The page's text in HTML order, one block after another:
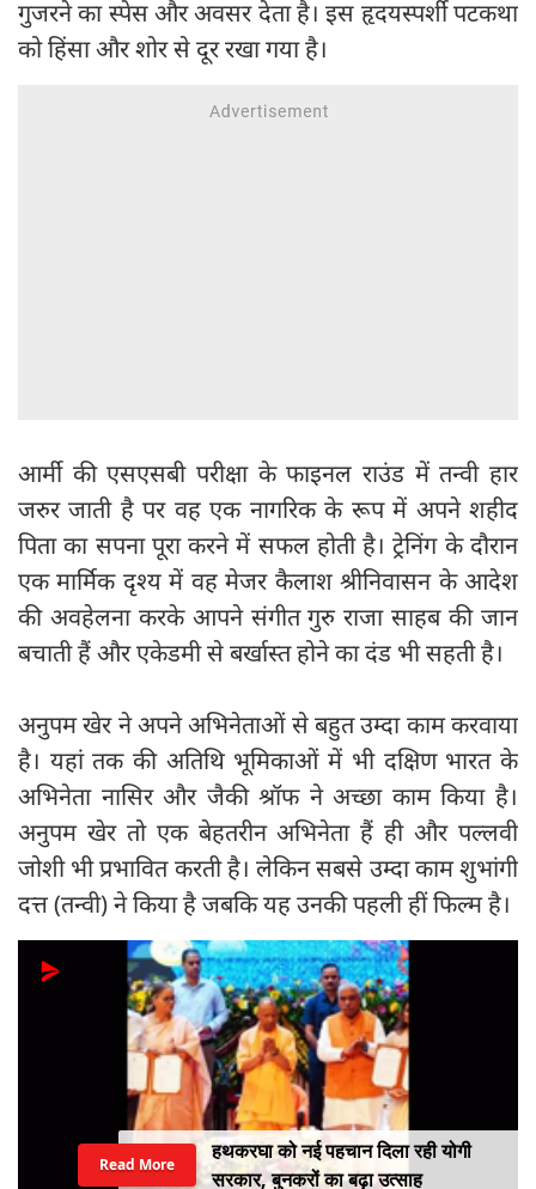
गुजरने का स्पेस और अवसर देता है। इस हृदयस्पर्शी पटकथा
को हिंसा और शोर से दूर रखा गया है।
आर्मी की एसएसबी परीक्षा के फाइनल राउंड में तन्वी हार
जरुर जाती है पर वह एक नागरिक के रूप में अपने शहीद
पिता का सपना पूरा करने में सफल होती है। ट्रेनिंग के दौरान
एक मार्मिक दृश्य में वह मेजर कैलाश श्रीनिवासन के आदेश
की अवहेलना करके आपने संगीत गुरु राजा साहब की जान
बचाती हैं और एकेडमी से बर्खास्त होने का दंड भी सहती है।
अनुपम खेर ने अपने अभिनेताओं से बहुत उम्दा काम करवाया
है। यहां तक की अतिथि भूमिकाओं में भी दक्षिण भारत के
अभिनेता नासिर और जैकी श्रॉफ ने अच्छा काम किया है।
अनुपम खेर तो एक बेहतरीन अभिनेता हैं ही और पल्लवी
जोशी भी प्रभावित करती है। लेकिन सबसे उम्दा काम शुभांगी
दत्त (तन्वी) ने किया है जबकि यह उनकी पहली हीं फिल्म है।
हथकरघा को नई पहचान दिला रही योगी
सरकार, बुनकरों का बढ़ा उत्साह
Read More